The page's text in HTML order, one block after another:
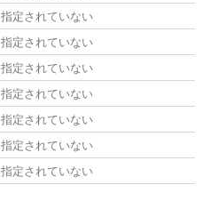
指定されていない
指定されていない
指定されていない
指定されていない
指定されていない
指定されていない
指定されていない